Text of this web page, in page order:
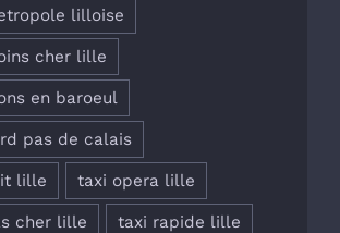
lilloise
cher lille
en baroeul
pas de calais
lille taxi opera lille
cher lille taxi rapide lille